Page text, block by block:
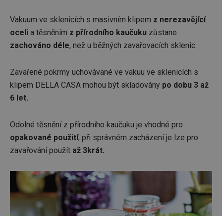
Vakuum ve sklenicích s masivním klipem z nerezavějící
oceli a těsněním z přírodního kaučuku zůstane
zachováno déle, než u běžných zavařovacích sklenic.
Zavařené pokrmy uchovávané ve vakuu ve sklenicích s
klipem DELLA CASA mohou být skladovány po dobu 3 až
6 let.
Odolné těsnění z přírodního kaučuku je vhodné pro
opakované použití, při správném zacházení je lze pro
zavařování použít až 3krát.